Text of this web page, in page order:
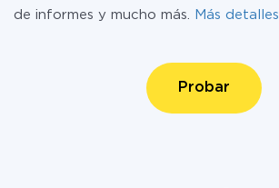
de informes y mucho más.
Más detalles
Probar